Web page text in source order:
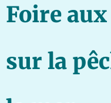
Foire
sur la